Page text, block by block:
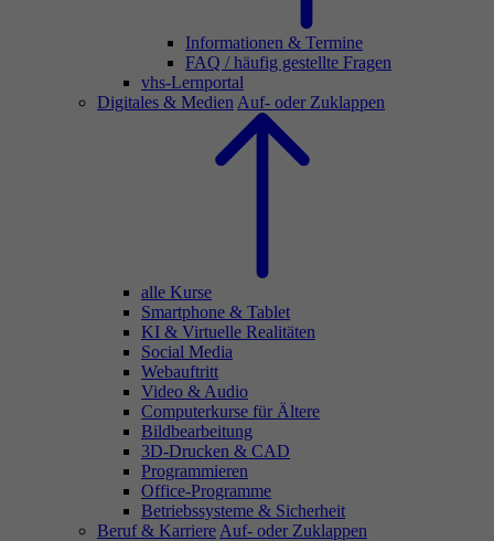
Informationen & Termine
FAQ / häufig gestellte Fragen
vhs-Lernportal
Digitales & Medien Auf- oder Zuklappen
alle Kurse
Smartphone & Tablet
KI & Virtuelle Realitäten
Social Media
Webauftritt
Video & Audio
Computerkurse für Ältere
Bildbearbeitung
3D-Drucken & CAD
Programmieren
Office-Programme
Betriebssysteme & Sicherheit
Beruf & Karriere Auf- oder Zuklappen